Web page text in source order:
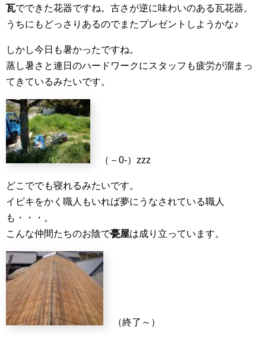
瓦でできた花器ですね。古さが逆に味わいのある瓦花器。
うちにもどっさりあるのでまたプレゼントしようかな♪
しかし今日も暑かったですね。
蒸し暑さと連日のハードワークにスタッフも疲労が溜まっ
てきているみたいです。
（－0‐）zzz
どこででも寝れるみたいです。
イビキをかく職人もいれば夢にうなされている職人
も・・・。
こんな仲間たちのお陰で甍屋は成り立っています。
（終了～）